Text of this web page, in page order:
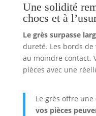
Une solidité
chocs et à
Le grès surpasse
dureté. Les bords de
au moindre contact.
pièces avec une
Le grès offre une
vos pièces